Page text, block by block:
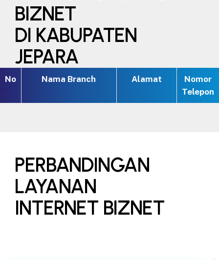
BIZNET
DI KABUPATEN
JEPARA
No Nama Branch Alamat
Nomor
Telepon
PERBANDINGAN
LAYANAN
INTERNET BIZNET